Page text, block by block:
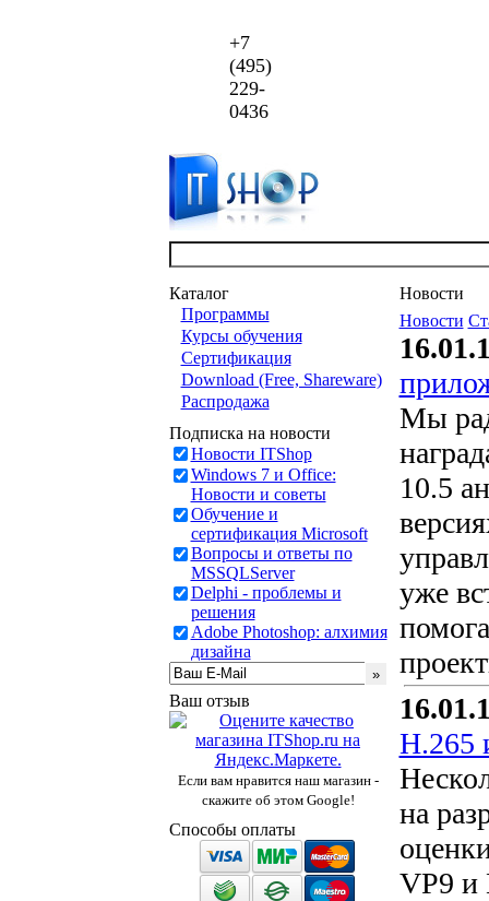
+7
(495)
229-
0436
Каталог
Программы
Курсы обучения
Сертификация
Download (Free, Shareware)
Распродажа
Подписка на новости
Новости ITShop
Windows 7 и Office:
Новости и советы
Обучение и
сертификация Microsoft
Вопросы и ответы по
MSSQLServer
Delphi - проблемы и
решения
Adobe Photoshop: алхимия
дизайна
Ваш отзыв
Если вам нравится наш магазин -
скажите об этом Google!
Способы оплаты
Новости
Новости
Мы
10.5
уже
H.265
на
VP9 и